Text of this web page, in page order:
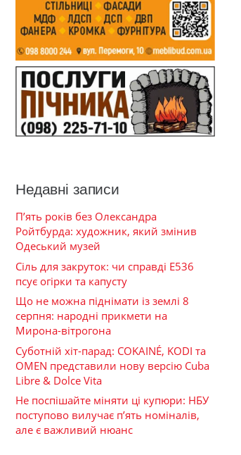
Недавні записи
П’ять років без Олександра
Ройтбурда: художник, який змінив
Одеський музей
Сіль для закруток: чи справді Е536
псує огірки та капусту
Що не можна піднімати із землі 8
серпня: народні прикмети на
Мирона-вітрогона
Суботній хіт-парад: COKAINÉ, KODI та
OMEN представили нову версію Cuba
Libre & Dolce Vita
Не поспішайте міняти ці купюри: НБУ
поступово вилучає п’ять номіналів,
але є важливий нюанс